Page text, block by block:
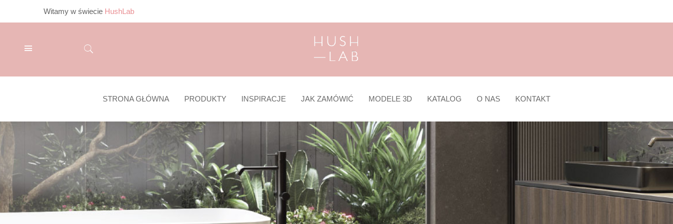
Witamy w świecie HushLab
STRONA GŁÓWNA PRODUKTY INSPIRACJE JAK ZAMÓWIĆ MODELE 3D KATALOG O NAS KONTAKT